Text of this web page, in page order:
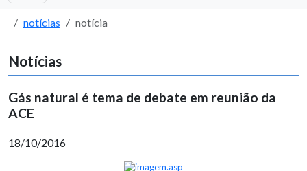
notícias notícia
Notícias
Gás natural é tema de debate em reunião da
ACE
18/10/2016